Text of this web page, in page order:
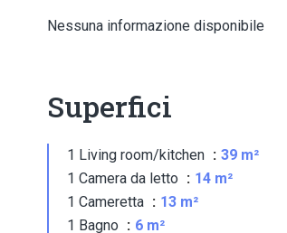
Nessuna informazione disponibile
Superfici
1 Living room/kitchen
39 m²
1 Camera da letto
14 m²
1 Cameretta
13 m²
1 Bagno
6 m²